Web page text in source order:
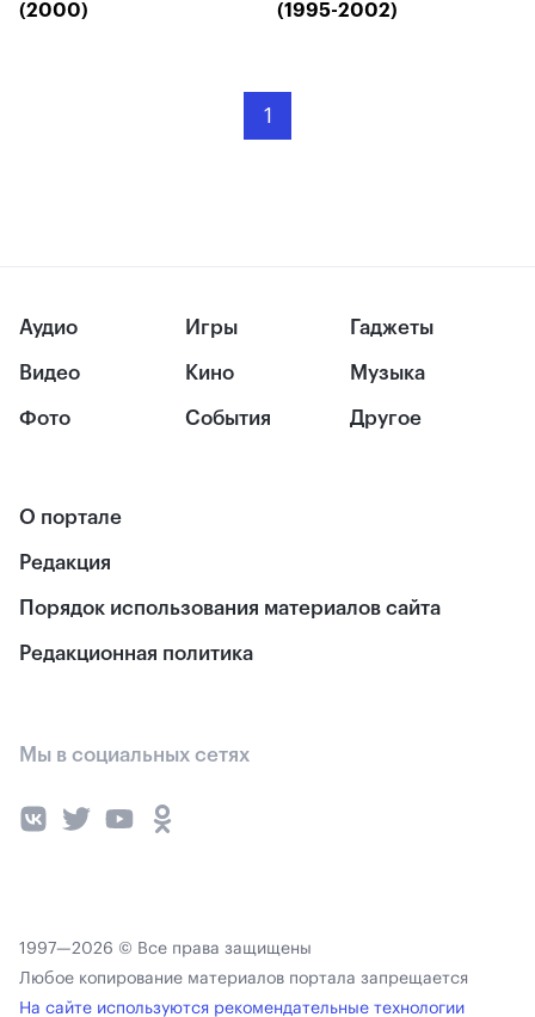
(2000)
(1995-2002)
1
Аудио
Видео
Фото
Игры
Кино
События
Гаджеты
Музыка
Другое
О портале
Редакция
Порядок использования материалов сайта
Редакционная политика
Мы в социальных сетях
1997—2026 © Все права защищены
Любое копирование материалов портала запрещается
На сайте используются рекомендательные технологии